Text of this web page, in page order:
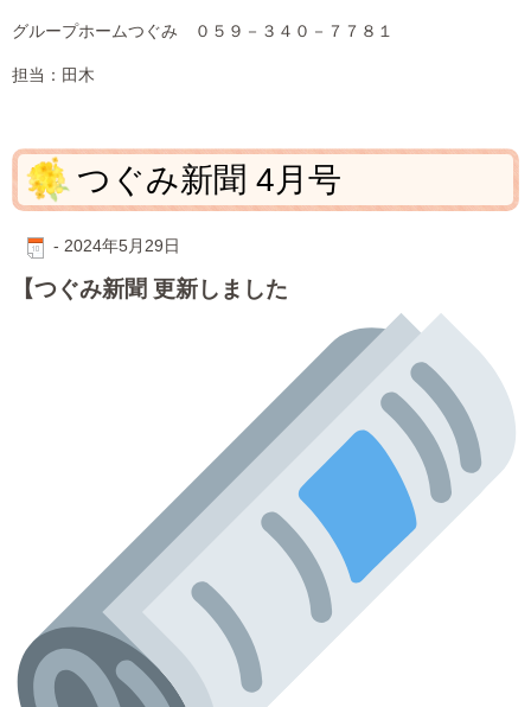
グループホームつぐみ ０５９－３４０－７７８１
担当：田木
つぐみ新聞 4月号
- 2024年5月29日
【つぐみ新聞 更新しました